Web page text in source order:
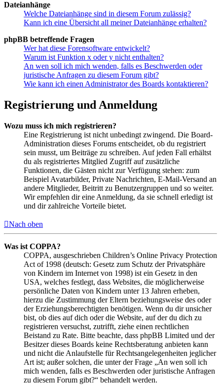
Dateianhänge
Welche Dateianhänge sind in diesem Forum zulässig?
Kann ich eine Übersicht all meiner Dateianhänge erhalten?
phpBB betreffende Fragen
Wer hat diese Forensoftware entwickelt?
Warum ist Funktion x oder y nicht enthalten?
An wen soll ich mich wenden, falls es Beschwerden oder
juristische Anfragen zu diesem Forum gibt?
Wie kann ich einen Administrator des Boards kontaktieren?
Registrierung und Anmeldung
Wozu muss ich mich registrieren?
Eine Registrierung ist nicht unbedingt zwingend. Die Board-
Administration dieses Forums entscheidet, ob du registriert
sein musst, um Beiträge zu schreiben. Auf jeden Fall erhältst
du als registriertes Mitglied Zugriff auf zusätzliche
Funktionen, die Gästen nicht zur Verfügung stehen: zum
Beispiel Avatarbilder, Private Nachrichten, E-Mail-Versand an
andere Mitglieder, Beitritt zu Benutzergruppen und so weiter.
Wir empfehlen dir eine Anmeldung, da sie schnell erledigt ist
und dir zahlreiche Vorteile bietet.
Nach oben
Was ist COPPA?
COPPA, ausgeschrieben Children’s Online Privacy Protection
Act of 1998 (deutsch: Gesetz zum Schutz der Privatsphäre
von Kindern im Internet von 1998) ist ein Gesetz in den
USA, welches festlegt, dass Websites, die möglicherweise
persönliche Daten von Kindern unter 13 Jahren erheben,
hierzu die Zustimmung der Eltern beziehungsweise des oder
der Erziehungsberechtigten benötigen. Wenn du dir unsicher
bist, ob dies auf dich oder die Website, auf der du dich zu
registrieren versuchst, zutrifft, ziehe einen rechtlichen
Beistand zu Rate. Bitte beachte, dass phpBB Limited und der
Besitzer dieses Boards keine Rechtsberatung anbieten kann
und nicht die Anlaufstelle für Rechtsangelegenheiten jeglicher
Art ist; außer solchen, die unter der Frage „An wen soll ich
mich wenden, falls es Beschwerden oder juristische Anfragen
zu diesem Forum gibt?“ behandelt werden.